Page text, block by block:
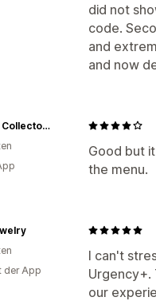
did not
code.
and
and now
Good but
the menu.
Racing Helmet Collector | Signed F1 Memorabilia
I can't
Urgency+.
our
der App